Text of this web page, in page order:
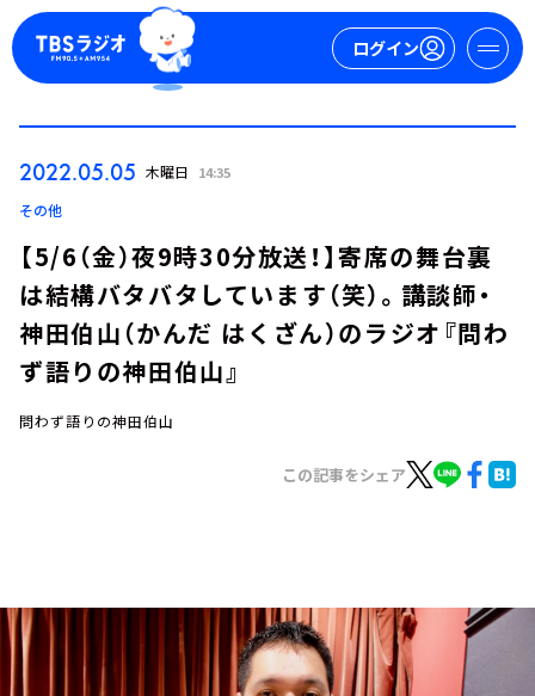
ログイン
今日の番組表
YouTube
2022.05.05 木曜日 14:35
その他
【5/6（金）夜9時30分放送！】寄席の舞台裏
は結構バタバタしています（笑）。講談師・
神田伯山（かんだ はくざん）のラジオ『問わ
ず語りの神田伯山』
問わず語りの神田伯山
この記事をシェア